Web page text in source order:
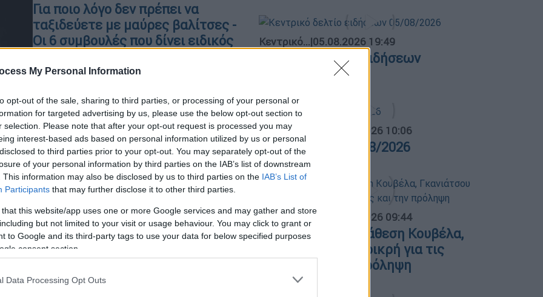
My Personal Information
opt-out of the sale, sharing to third parties, or processing of your personal or
for targeted advertising by us, please use the below opt-out section to
selection. Please note that after your opt-out request is processed you may
interest-based ads based on personal information utilized by us or personal
to third parties prior to your opt-out. You may separately opt-out of the
of your personal information by third parties on the IAB’s list of downstream
This information may also be disclosed by us to third parties on the IAB’s List of
Participants that may further disclose it to other third parties.
that this website/app uses one or more Google services and may gather and store
but not limited to your visit or usage behaviour. You may click to grant or
to Google and its third-party tags to use your data for below specified purposes
consent section.
Data Processing Opt Outs
Για ποιο λόγο δεν πρέπει να
ταξιδεύετε με μαύρες βαλίτσες -
Οι 6 συμβουλές που δίνει ειδικός
Η κλοπή των αποσκευών σας ή η
αυτές είναι βέβαιο ότι θα
καταστρέψει τις διακοπές σας
Travel|22.08.2025 06:20
Ακριβότερο το τρένο από το
αεροπλάνο στην Ευρώπη – Τι
επιλέγουν οι ταξιδιώτες
Το τρένο είναι ένα από τα μέσα με τις
λιγότερες εκπομπές CO2 ανά
επιβάτη-χιλιόμετρο, σε αντίθεση με
το αεροπλάνο που είναι πιο ρυπογόνο
Κεντρικό...|05.08.2026 19:49
Κεντρικό δελτίο ειδήσεων
Ώρα Ελλάδος... 06.08.2026 10:06
Ώρα Ελλάδος 06/08/2026
Ώρα Ελλάδος... 06.08.2026 09:44
Πολιτική αντιπαράθεση Κουβέλα,
Γκανιάτσου και Κρικρή για τις
φωτιές και την πρόληψη